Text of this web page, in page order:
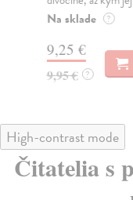
Na sklade ?
9,25 €
9,95 € ?
High-contrast mode
Čitatelia s